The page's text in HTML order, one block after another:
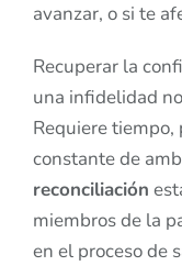
avanzar, o si te
Recuperar la
una infidelidad
Requiere
constante de
reconciliación
miembros de la
en el proceso de